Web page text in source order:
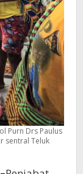
Purn Drs Paulus
sentral Teluk